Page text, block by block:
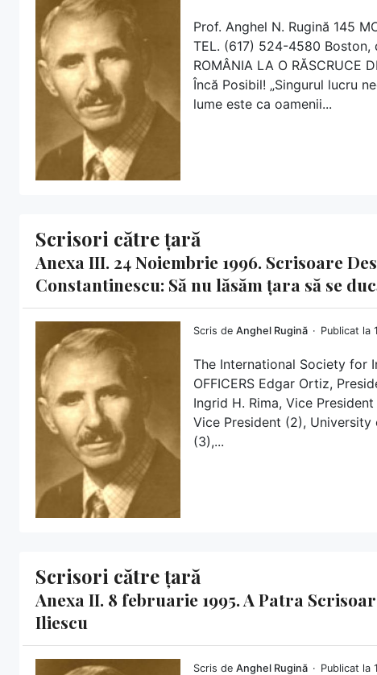
Prof. Anghel N. Rugină 145
TEL. (617) 524-4580 Boston,
ROMÂNIA LA O RĂSCRUCE
Încă Posibil! „Singurul lucru
lume este ca oamenii...
Scrisori către țară
Anexa III. 24 Noiembrie 1996. Scrisoare
Constantinescu: Să nu lăsăm țara să se
Scris de Anghel Rugină Publicat la
The International Society for
OFFICERS Edgar Ortiz,
Ingrid H. Rima, Vice
Vice President (2), University
(3),...
Scrisori către țară
Anexa II. 8 februarie 1995. A Patra
Iliescu
Scris de Anghel Rugină Publicat la